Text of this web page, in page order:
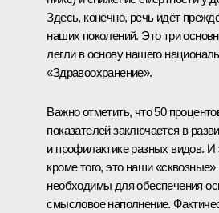
Здесь, конечно, речь идёт
наших поколений. Это три
легли в основу нашего
«Здравоохранение».
Важно отметить, что 50
показателей заключается в
и профилактике разных видов. И
кроме того, это наши
необходимы для обеспечения
смысловое наполнение.